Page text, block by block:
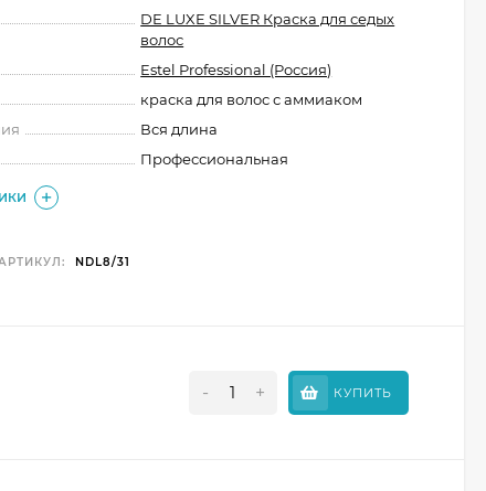
DE LUXE SILVER Краска для седых
волос
Estel Professional (Россия)
краска для волос с аммиаком
Вся длина
Профессиональная
NDL8/31
- + КУПИТЬ